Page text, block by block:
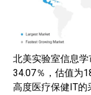
北美实验室信息
34.07％，估值为
高度医疗保健IT